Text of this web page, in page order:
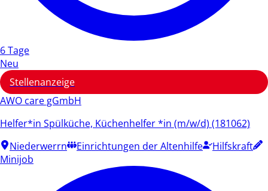
6 Tage
Neu
Stellenanzeige
AWO care gGmbH
Helfer*in Spülküche, Küchenhelfer *in (m/w/d) (181062)
Niederwerrn
Einrichtungen der Altenhilfe
Hilfskraft
Minijob